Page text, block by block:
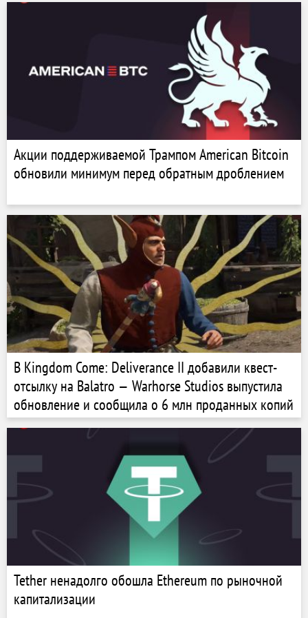
Акции поддерживаемой Трампом American Bitcoin
обновили минимум перед обратным дроблением
В Kingdom Come: Deliverance II добавили квест-
отсылку на Balatro — Warhorse Studios выпустила
обновление и сообщила о 6 млн проданных копий
Tether ненадолго обошла Ethereum по рыночной
капитализации